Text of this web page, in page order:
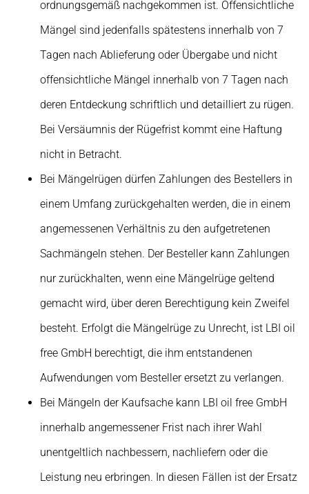
ordnungsgemäß nachgekommen ist. Offensichtliche
Mängel sind jedenfalls spätestens innerhalb von 7
Tagen nach Ablieferung oder Übergabe und nicht
offensichtliche Mängel innerhalb von 7 Tagen nach
deren Entdeckung schriftlich und detailliert zu rügen.
Bei Versäumnis der Rügefrist kommt eine Haftung
nicht in Betracht.
Bei Mängelrügen dürfen Zahlungen des Bestellers in
einem Umfang zurückgehalten werden, die in einem
angemessenen Verhältnis zu den aufgetretenen
Sachmängeln stehen. Der Besteller kann Zahlungen
nur zurückhalten, wenn eine Mängelrüge geltend
gemacht wird, über deren Berechtigung kein Zweifel
besteht. Erfolgt die Mängelrüge zu Unrecht, ist LBI oil
free GmbH berechtigt, die ihm entstandenen
Aufwendungen vom Besteller ersetzt zu verlangen.
Bei Mängeln der Kaufsache kann LBI oil free GmbH
innerhalb angemessener Frist nach ihrer Wahl
unentgeltlich nachbessern, nachliefern oder die
Leistung neu erbringen. In diesen Fällen ist der Ersatz